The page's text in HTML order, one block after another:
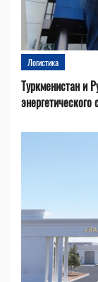
Логистика
Туркменистан и
энергетического